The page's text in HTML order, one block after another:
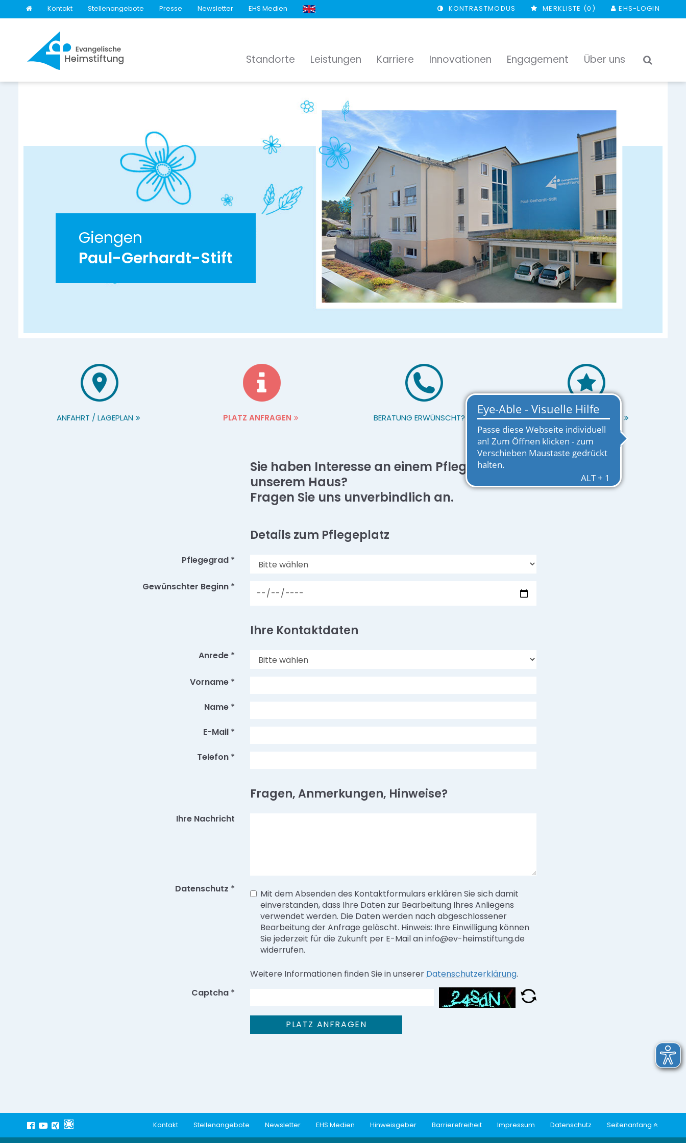
Kontakt Stellenangebote Presse Newsletter EHS Medien KONTRASTMODUS MERKLISTE (0 ) EHS-LOGIN
Standorte Leistungen Karriere Innovationen Engagement Über uns
Giengen
Paul-Gerhardt-Stift
ANFAHRT / LAGEPLAN PLATZ ANFRAGEN BERATUNG ERWÜNSCHT? EINRICHTUNG MERKEN
Sie haben Interesse an einem Pflegeplatz in
unserem Haus?
Fragen Sie uns unverbindlich an.
Details zum Pflegeplatz
Pflegegrad *
Gewünschter Beginn *
Ihre Kontaktdaten
Anrede *
Vorname *
Name *
E-Mail *
Telefon *
Fragen, Anmerkungen, Hinweise?
Ihre Nachricht
Datenschutz *
Mit dem Absenden des Kontaktformulars erklären Sie sich damit
einverstanden, dass Ihre Daten zur Bearbeitung Ihres Anliegens
verwendet werden. Die Daten werden nach abgeschlossener
Bearbeitung der Anfrage gelöscht. Hinweis: Ihre Einwilligung können
Sie jederzeit für die Zukunft per E-Mail an info@ev-heimstiftung.de
widerrufen.
Weitere Informationen finden Sie in unsererDatenschutzerklärung.
Captcha *
Kontakt Stellenangebote Newsletter EHS Medien Hinweisgeber Barrierefreiheit Impressum Datenschutz Seitenanfang